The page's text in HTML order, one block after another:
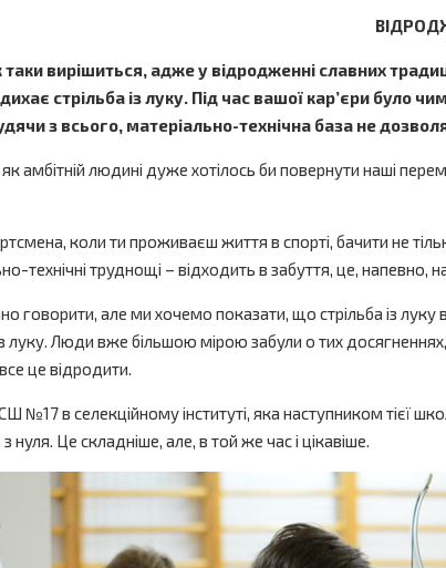
вирішиться, адже у відродженні славних
стрільба із луку. Під час вашої кар’єри було
з всього, матеріально-технічна база не
як амбітній людині дуже хотілось би повернути наші
коли ти проживаєш життя в спорті, бачити не
технічні труднощі – відходить в забуття, це,
говорити, але ми хочемо показати, що стрільба із
луку. Люди вже більшою мірою забули о тих
це відродити.
№17 в селекційному інституті, яка наступником
Це складніше, але, в той же час і цікавіше.